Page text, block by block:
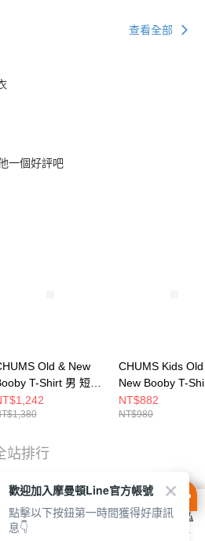
查看全部
一個好評吧
Old & New
T-Shirt 男 短袖
衣 白色
CHUMS Kids
New Booby T-
大童 短袖上衣 淺
CH211442A002
NT$882
NT$980
站排行
網站使用 cookie 方式之詳情，及若您不希
更電腦的 cookie 設定，請參閱本網站「
隱私
用本網站即表示您同意本公司得按本網站使
歡迎加入摩曼頓Line官方帳號
點擊以下按鈕第一時間獲得好康訊
息👇